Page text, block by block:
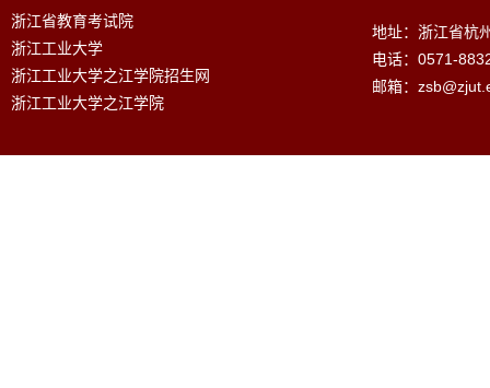
浙江省教育考试院
浙江工业大学
浙江工业大学之江学院招生网
浙江工业大学之江学院
地址：浙江省杭
电话：0571-
邮箱：